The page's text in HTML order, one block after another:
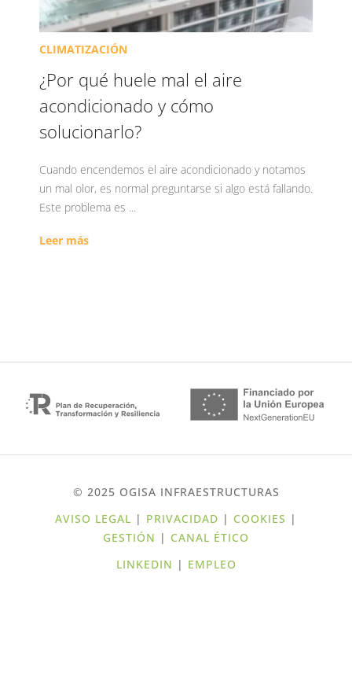
CLIMATIZACIÓN
¿Por qué huele mal el aire
acondicionado y cómo
solucionarlo?
Cuando encendemos el aire acondicionado y notamos
un mal olor, es normal preguntarse si algo está fallando.
Este problema es ...
Leer más
© 2025 OGISA INFRAESTRUCTURAS
AVISO LEGAL | PRIVACIDAD | COOKIES |
GESTIÓN | CANAL ÉTICO
LINKEDIN | EMPLEO